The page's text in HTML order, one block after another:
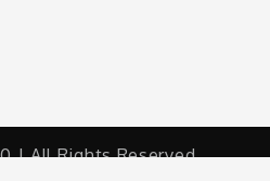
| All Rights Reserved